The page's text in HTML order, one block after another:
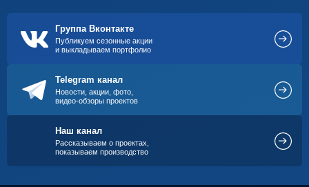
Группа Вконтакте
Публикуем сезонные акции
и выкладываем портфолио
Telegram канал
Новости, акции, фото,
видео-обзоры проектов
Наш канал
Рассказываем о проектах,
показываем производство